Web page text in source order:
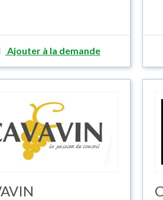
Ajouter à la demande